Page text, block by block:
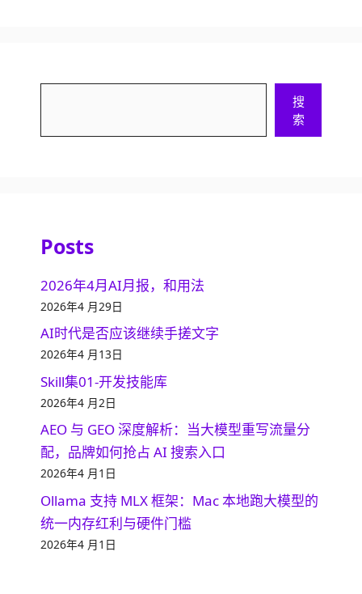
搜
索
Posts
2026年4月AI月报，和用法
2026年4 月29日
AI时代是否应该继续手搓文字
2026年4 月13日
Skill集01-开发技能库
2026年4 月2日
AEO 与 GEO 深度解析：当大模型重写流量分
配，品牌如何抢占 AI 搜索入口
2026年4 月1日
Ollama 支持 MLX 框架：Mac 本地跑大模型的
统一内存红利与硬件门槛
2026年4 月1日